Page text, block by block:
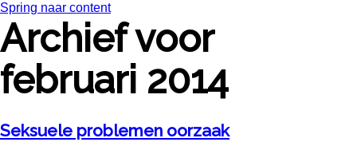
Spring naar content
Archief voor
februari 2014
Seksuele problemen oorzaak